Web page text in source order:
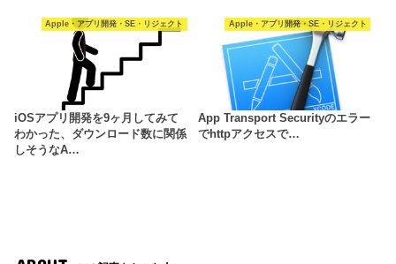
Apple・アプリ開発・SE・リジェクト
iOSアプリ開発を9ヶ月してみて
わかった、ダウンロード数に関係
しそうなA…
Apple・アプリ開発・SE・リジェクト
App Transport Securityのエラー
でhttpアクセスで…